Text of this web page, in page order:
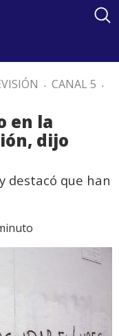
. CANAL 5 .
en la
dijo
destacó que han